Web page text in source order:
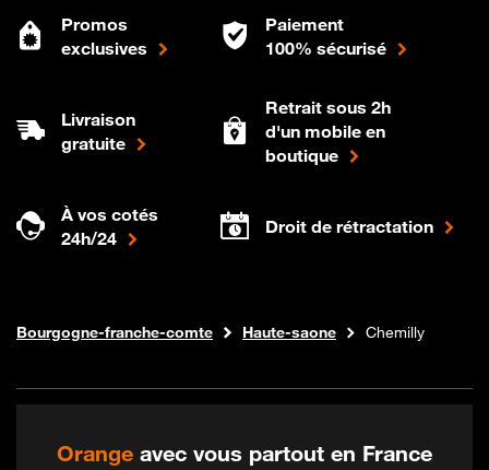
Promos
exclusives
Paiement
100% sécurisé
Livraison
gratuite
Retrait sous 2h
d'un mobile en
boutique
À vos cotés
24h/24
Droit de rétractation
Boutique Orange
Internet fibre
Bourgogne-franche-comte Haute-saone Chemilly